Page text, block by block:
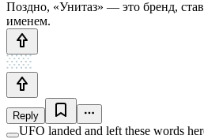
Поздно, «Унитаз» — это бренд,
именем.
Reply
UFO landed and left these words